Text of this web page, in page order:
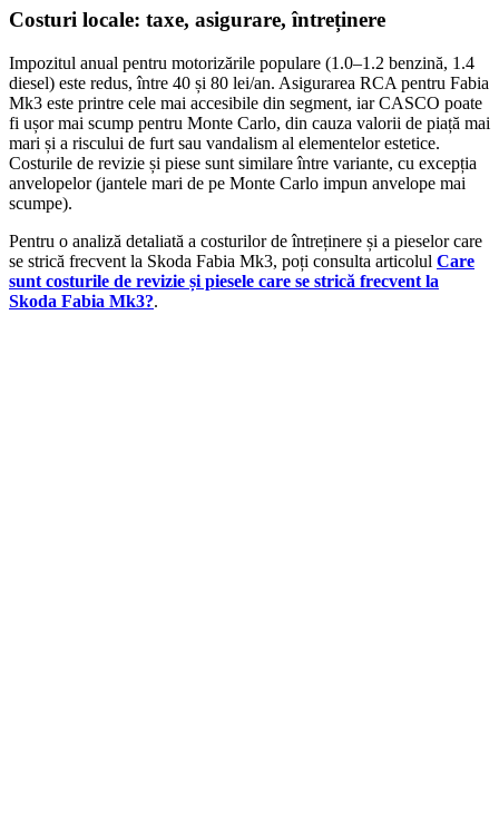
Costuri locale: taxe, asigurare, întreținere
Impozitul anual pentru motorizările populare (1.0–1.2 benzină, 1.4
diesel) este redus, între 40 și 80 lei/an. Asigurarea RCA pentru Fabia
Mk3 este printre cele mai accesibile din segment, iar CASCO poate
fi ușor mai scump pentru Monte Carlo, din cauza valorii de piață mai
mari și a riscului de furt sau vandalism al elementelor estetice.
Costurile de revizie și piese sunt similare între variante, cu excepția
anvelopelor (jantele mari de pe Monte Carlo impun anvelope mai
scumpe).
Pentru o analiză detaliată a costurilor de întreținere și a pieselor care
se strică frecvent la Skoda Fabia Mk3, poți consulta articolul Care
sunt costurile de revizie și piesele care se strică frecvent la
Skoda Fabia Mk3?.